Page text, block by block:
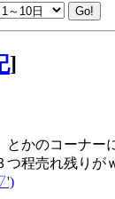
]
かのコーナー
程売れ残りが